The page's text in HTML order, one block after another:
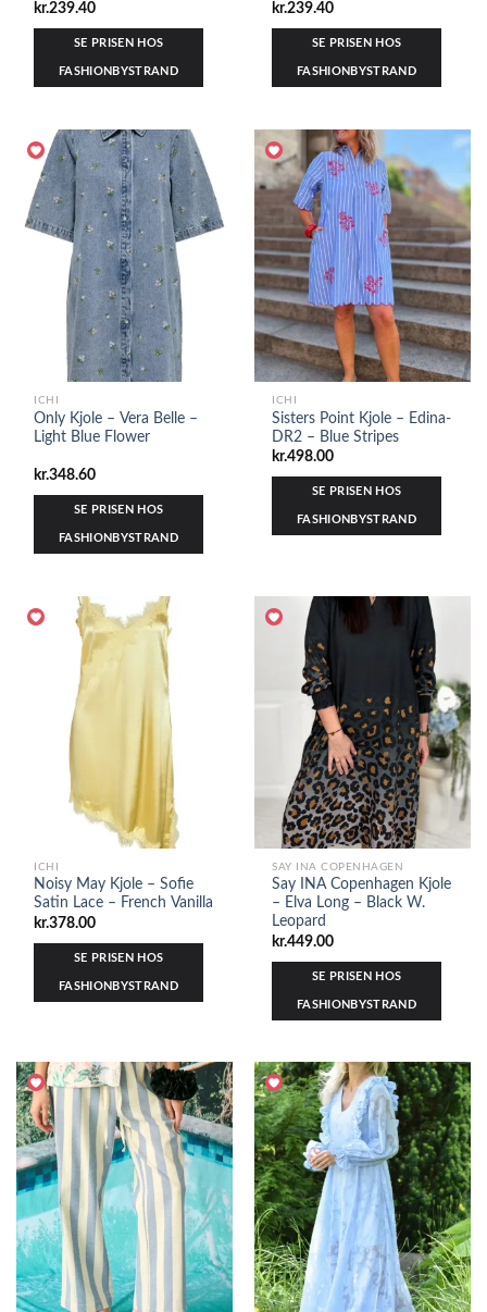
kr.239.40
SE PRISEN HOS
FASHIONBYSTRAND
kr.239.40
SE PRISEN HOS
FASHIONBYSTRAND
ICHI
Only Kjole – Vera Belle –
Light Blue Flower
kr.348.60
SE PRISEN HOS
FASHIONBYSTRAND
ICHI
Sisters Point Kjole – Edina-
DR2 – Blue Stripes
kr.498.00
SE PRISEN HOS
FASHIONBYSTRAND
ICHI
Noisy May Kjole – Sofie
Satin Lace – French Vanilla
kr.378.00
SE PRISEN HOS
FASHIONBYSTRAND
SAY INA COPENHAGEN
Say INA Copenhagen Kjole
– Elva Long – Black W.
Leopard
kr.449.00
SE PRISEN HOS
FASHIONBYSTRAND